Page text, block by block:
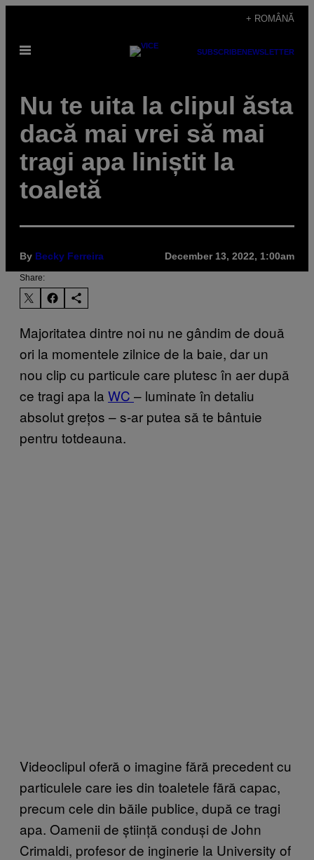
content
+ ROMÂNĂ
Open
SUBSCRIBENEWSLETTER
Nu te uita la clipul ăsta
dacă mai vrei să mai
tragi apa liniștit la
toaletă
By Becky Ferreira December 13, 2022, 1:00am
Share:
Majoritatea dintre noi nu ne gândim de două
ori la momentele zilnice de la baie, dar un
nou clip cu particule care plutesc în aer după
ce tragi apa la WC – luminate în detaliu
absolut grețos – s-ar putea să te bântuie
pentru totdeauna.
Videoclipul oferă o imagine fără precedent cu
particulele care ies din toaletele fără capac,
precum cele din băile publice, după ce tragi
apa. Oamenii de știință conduși de John
Crimaldi, profesor de inginerie la University of